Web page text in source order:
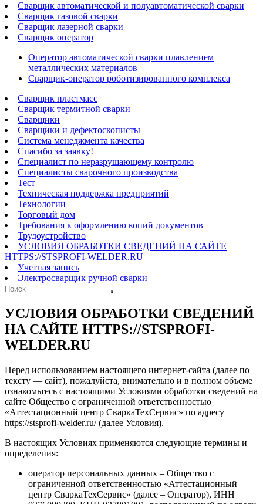
Сварщик автоматической и полуавтоматической сварки
Сварщик газовой сварки
Сварщик лазерной сварки
Сварщик оператор
Оператор автоматической сварки плавлением
металлических материалов
Сварщик-оператор роботизированного комплекса
Сварщик пластмасс
Сварщик термитной сварки
Сварщики
Сварщики и дефектоскописты
Система менеджмента качества
Спасибо за заявку!
Специалист по неразрушающему контролю
Специалисты сварочного производства
Тест
Техническая поддержка предприятий
Технологии
Торговый дом
Требования к оформлению копий документов
Трудоустройство
УСЛОВИЯ ОБРАБОТКИ СВЕДЕНИЙ НА САЙТЕ
HTTPS://STSPROFI-WELDER.RU
Учетная запись
Электросварщик ручной сварки
УСЛОВИЯ ОБРАБОТКИ СВЕДЕНИЙ
НА САЙТЕ HTTPS://STSPROFI-
WELDER.RU
Перед использованием настоящего интернет-сайта (далее по
тексту — сайт), пожалуйста, внимательно и в полном объеме
ознакомьтесь с настоящими Условиями обработки сведений на
сайте Общество с ограниченной ответственностью
«Аттестационный центр СваркаТехСервис» по адресу
https://stsprofi-welder.ru/ (далее Условия).
В настоящих Условиях применяются следующие термины и
определения:
оператор персональных данных – Общество с
ограниченной ответственностью «Аттестационный
центр СваркаТехСервис» (далее – Оператор), ИНН